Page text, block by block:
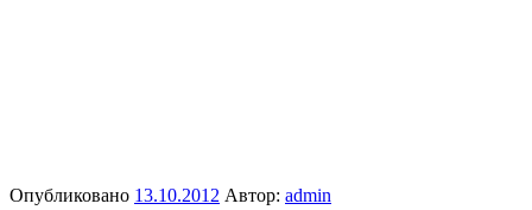
Опубликовано 13.10.2012 Автор: admin